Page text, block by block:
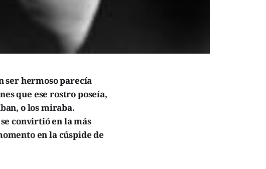
ser hermoso parecía
que ese rostro poseía,
o los miraba.
convirtió en la más
en la cúspide de